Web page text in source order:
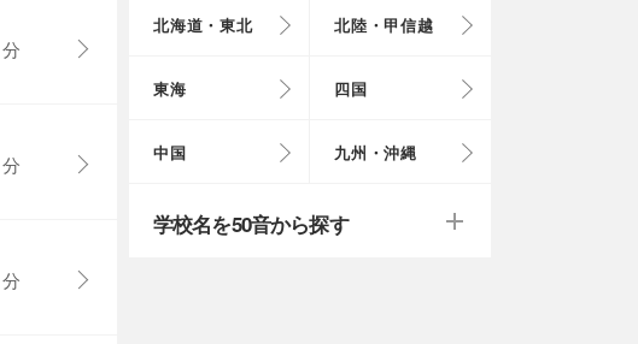
分
分
分
北海道・東北 北陸・甲信越
東海 四国
中国 九州・沖縄
学校名を50音から探す